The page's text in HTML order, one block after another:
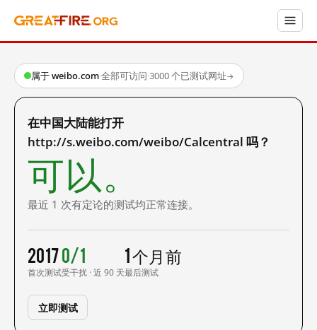
属于 weibo.com·全部可访问·3000 个已测试网址→
在中国大陆能打开
http://s.weibo.com/weibo/Calcentral 吗？
可以。
最近 1 次有定论的测试均正常连接。
2017
首次测试
0/1
受干扰 · 近 90 天
1 个月前
最后测试
立即测试